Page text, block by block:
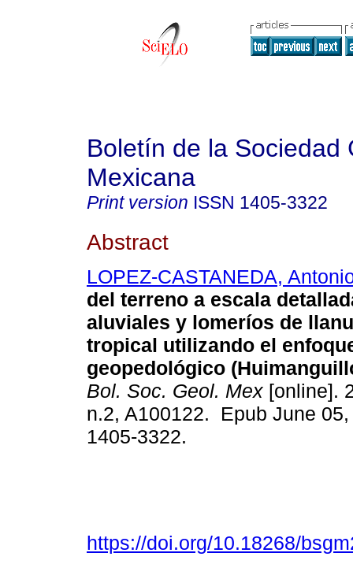
Boletín de la Sociedad
Mexicana
Print version ISSN 1405-3322
Abstract
LOPEZ-CASTANEDA,
del terreno a escala
aluviales y lomeríos de
tropical utilizando el
geopedológico
Bol. Soc. Geol. Mex [online].
n.2, A100122. Epub June
1405-3322.
https://doi.org/10.18268/